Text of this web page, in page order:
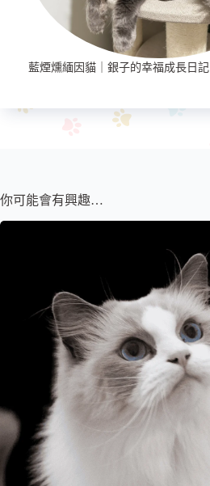
藍煙燻緬因貓｜銀子的幸福成長日記
你可能會有興趣…